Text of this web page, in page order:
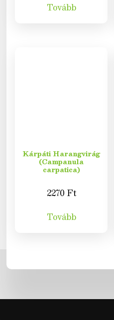
Tovább
Kárpáti Harangvirág
(Campanula
carpatica)
2270 Ft
Tovább